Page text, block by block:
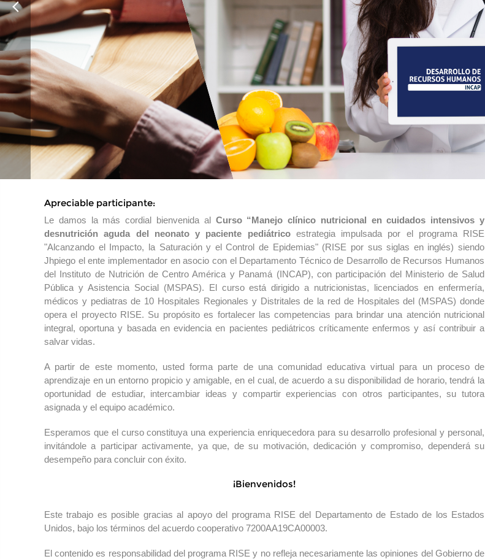
Apreciable participante:
Le damos la más cordial bienvenida al Curso “Manejo clínico nutricional en cuidados intensivos y
desnutrición aguda del neonato y paciente pediátricoestrategia impulsada por el programa RISE
"Alcanzando el Impacto, la Saturación y el Control de Epidemias" (RISE por sus siglas en inglés) siendo
Jhpiego el ente implementador en asocio con el Departamento Técnico de Desarrollo de Recursos Humanos
del Instituto de Nutrición de Centro América y Panamá (INCAP), con participación del Ministerio de Salud
Pública y Asistencia Social (MSPAS). El curso está dirigido a nutricionistas, licenciados en enfermería,
médicos y pediatras de 10 Hospitales Regionales y Distritales de la red de Hospitales del (MSPAS) donde
opera el proyecto RISE. Su propósito es fortalecer las competencias para brindar una atención nutricional
integral, oportuna y basada en evidencia en pacientes pediátricos críticamente enfermos y así contribuir a
salvar vidas.
A partir de este momento, usted forma parte de una comunidad educativa virtual para un proceso de
aprendizaje en un entorno propicio y amigable, en el cual, de acuerdo a su disponibilidad de horario, tendrá la
oportunidad de estudiar, intercambiar ideas y compartir experiencias con otros participantes, su tutora
asignada y el equipo académico.
Esperamos que el curso constituya una experiencia enriquecedora para su desarrollo profesional y personal,
invitándole a participar activamente, ya que, de su motivación, dedicación y compromiso, dependerá su
desempeño para concluir con éxito.
¡Bienvenidos!
Este trabajo es posible gracias al apoyo del programa RISE del Departamento de Estado de los Estados
Unidos, bajo los términos del acuerdo cooperativo 7200AA19CA00003.
El contenido es responsabilidad del programa RISE y no refleja necesariamente las opiniones del Gobierno de